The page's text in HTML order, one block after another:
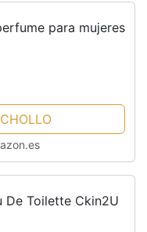
para mujeres
De Toilette Ckin2U